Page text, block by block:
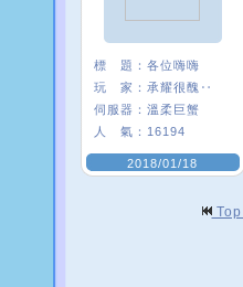
標 題： 各位嗨嗨
玩 家： 承耀很醜‥
伺服器： 溫柔巨蟹
人 氣： 16194
2018/01/18